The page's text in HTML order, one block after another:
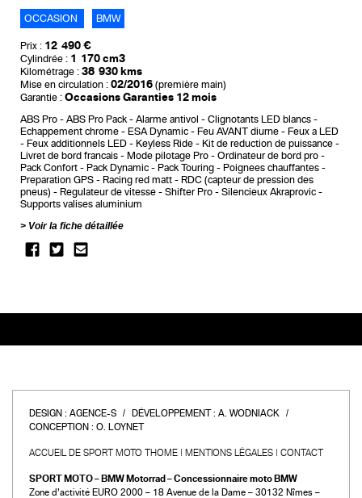
OCCASION BMW
Prix : 12 490 €
Cylindrée : 1 170 cm3
Kilométrage : 38 930 kms
Mise en circulation : 02/2016 (première main)
Garantie : Occasions Garanties 12 mois
ABS Pro ABS Pro Pack Alarme antivol
Clignotants LED blancs
Echappement chrome
ESA Dynamic Feu AVANT diurne
Feux a LED
Feux additionnels LED
Keyless Ride
Kit de reduction de puissance
Livret de bord francais
Mode pilotage Pro
Ordinateur de bord pro
Pack Confort
Pack Dynamic Pack Touring
Poignees chauffantes
Preparation GPS
Racing red matt
RDC (capteur de pression des
pneus)
Regulateur de vitesse Shifter Pro
Silencieux Akraprovic
Supports valises aluminium
Voir la fiche détaillée
DESIGN : AGENCE-S DÉVELOPPEMENT : A. WODNIACK
CONCEPTION : O. LOYNET
ACCUEIL DE SPORT MOTO THOME MENTIONS LÉGALES CONTACT
SPORT MOTO – BMW Motorrad – Concessionnaire moto BMW
Zone d’activité EURO 2000 – 18 Avenue de la Dame – 30132 Nîmes –